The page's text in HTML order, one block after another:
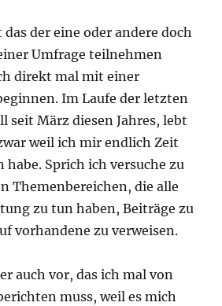
das der eine oder andere doch
Umfrage teilnehmen
direkt mal mit einer
Im Laufe der letzten
seit März diesen Jahres, lebt
weil ich mir endlich Zeit
habe. Sprich ich versuche zu
Themenbereichen, die alle
zu tun haben, Beiträge zu
vorhandene zu verweisen.
auch vor, das ich mal von
muss, weil es mich